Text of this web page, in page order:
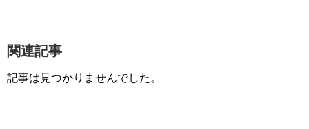
関連記事
記事は見つかりませんでした。